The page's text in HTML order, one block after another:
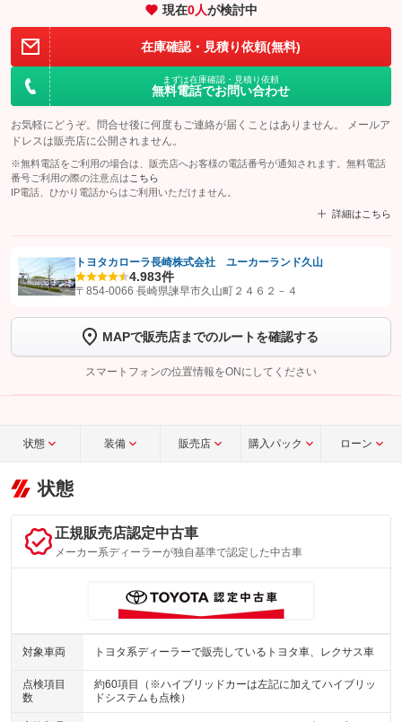
現在0人が検討中
在庫確認・見積り依頼(無料)
まずは在庫確認・見積り依頼
無料電話でお問い合わせ
お気軽にどうぞ。問合せ後に何度もご連絡が届くことはありません。 メールア
ドレスは販売店に公開されません。
※無料電話をご利用の場合は、販売店へお客様の電話番号が通知されます。無料電話
番号ご利用の際の注意点は こちら
IP電話、ひかり電話からはご利用いただけません。
詳細はこちら
【STEP1】認証画面でグーネットを友だち追加してから「許可する」ボタンを押
トーク画面で
ボタンをタップして問い合わせを
完了してください。
こちら
トヨタカローラ長崎株式会社 ユーカーランド久山
4.983件
〒854-0066 長崎県諫早市久山町２４６２－４
MAPで販売店までのルートを確認する
スマートフォンの位置情報をONにしてください
状態 装備 販売店 購入パック ローン
状態
正規販売店認定中古車
メーカー系ディーラーが独自基準で認定した中古車
対象車両 トヨタ系ディーラーで販売しているトヨタ車、レクサス車
点検項目
数
約60項目（※ハイブリッドカーは左記に加えてハイブリッ
ドシステムも点検）